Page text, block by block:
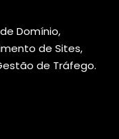
Domínio,
de Sites,
de Tráfego.